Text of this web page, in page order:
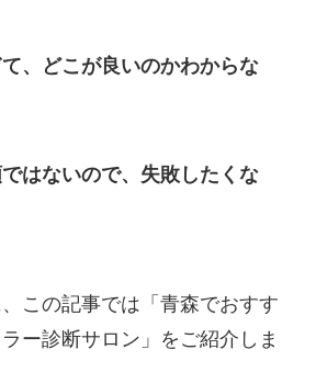
て、どこが良いのかわからな
ではないので、失敗したくな
この記事では「青森でおすす
ー診断サロン」をご紹介しま